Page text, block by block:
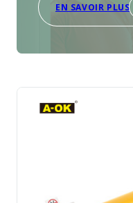
EN SAVOIR PLUS